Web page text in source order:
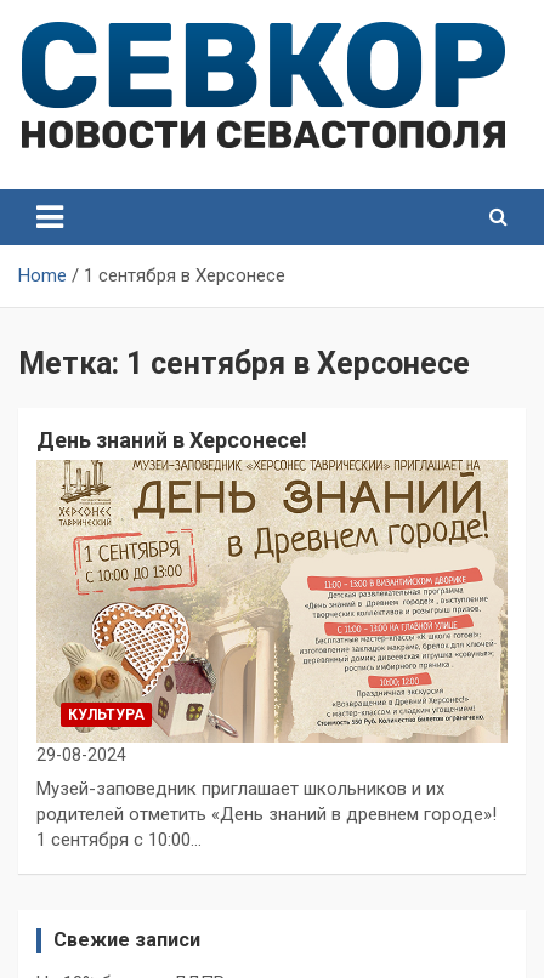
content
Севастополя
Севастополя
Home 1 сентября в Херсонесе
Метка: 1 сентября в Херсонесе
День знаний в Херсонесе!
КУЛЬТУРА
29-08-2024
Музей-заповедник приглашает школьников и их
родителей отметить «День знаний в древнем городе»!
1 сентября с 10:00…
Свежие записи